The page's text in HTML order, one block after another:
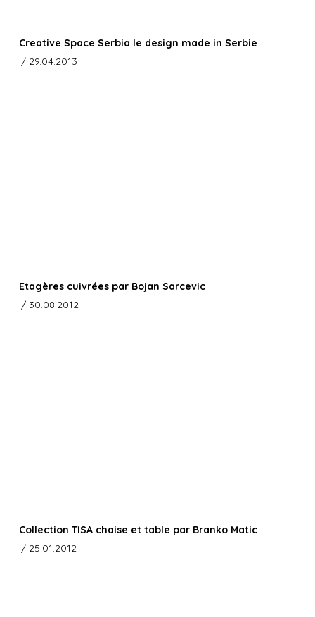
Creative Space Serbia le design made in Serbie
/ 29.04.2013
Etagères cuivrées par Bojan Sarcevic
/ 30.08.2012
Collection TISA chaise et table par Branko Matic
/ 25.01.2012